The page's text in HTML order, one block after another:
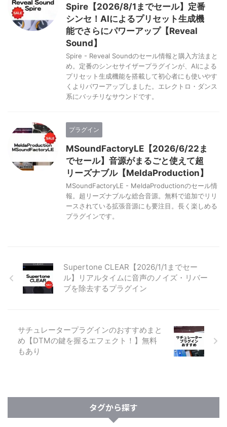
Spire【2026/8/1までセール】定番
シンセ！AIによるプリセット生成機
能でさらにパワーアップ【Reveal
Sound】
Spire - Reveal Soundのセール情報と購入方法まと
め。定番のシンセサイザープラグインが、AIによる
プリセット生成機能を搭載して初心者にも使いやす
くよりパワーアップしました。エレクトロ・ダンス
系にバッチリなサウンドです。
プラグイン
MSoundFactoryLE【2026/6/22ま
でセール】音源がまるごと使えて超
リーズナブル【MeldaProduction】
MSoundFactoryLE - MeldaProductionのセール情
報。超リーズナブルな総合音源。無料で追加でリリ
ースされている拡張音源にも要注目。長く楽しめる
プラグインです。
Supertone CLEAR【2026/1/1までセー
ル】リアルタイムに音声のノイズ・リバー
ブを除去するプラグイン
サチュレータープラグインのおすすめまと
め【DTMの鍵を握るエフェクト！】無料
もあり
タグから探す